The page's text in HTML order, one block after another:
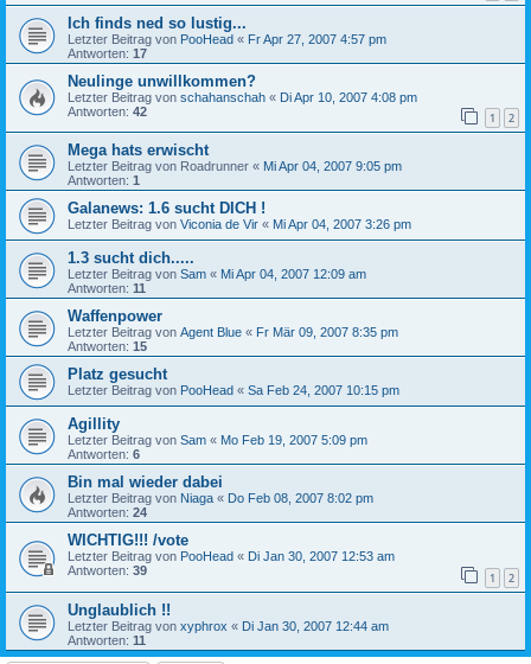
Ich finds ned so lustig...
Letzter Beitrag von PooHead « Fr Apr 27, 2007 4:57 pm
Antworten: 17
Neulinge unwillkommen?
Letzter Beitrag von schahanschah « Di Apr 10, 2007 4:08 pm
Antworten: 42 1 2
Mega hats erwischt
Letzter Beitrag von Roadrunner « Mi Apr 04, 2007 9:05 pm
Antworten: 1
Galanews: 1.6 sucht DICH !
Letzter Beitrag von Viconia de Vir « Mi Apr 04, 2007 3:26 pm
1.3 sucht dich.....
Letzter Beitrag von Sam « Mi Apr 04, 2007 12:09 am
Antworten: 11
Waffenpower
Letzter Beitrag von Agent Blue « Fr Mär 09, 2007 8:35 pm
Antworten: 15
Platz gesucht
Letzter Beitrag von PooHead « Sa Feb 24, 2007 10:15 pm
Agillity
Letzter Beitrag von Sam « Mo Feb 19, 2007 5:09 pm
Antworten: 6
Bin mal wieder dabei
Letzter Beitrag von Niaga « Do Feb 08, 2007 8:02 pm
Antworten: 24
WICHTIG!!! /vote
Letzter Beitrag von PooHead « Di Jan 30, 2007 12:53 am
Antworten: 39 1 2
Unglaublich !!
Letzter Beitrag von xyphrox « Di Jan 30, 2007 12:44 am
Antworten: 11